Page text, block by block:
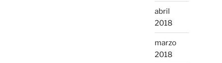
abril
2018
marzo
2018